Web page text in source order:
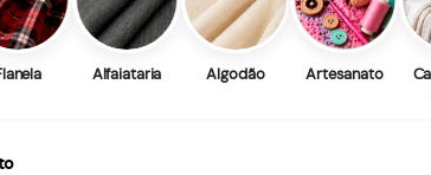
Alfaiataria Algodão Artesanato